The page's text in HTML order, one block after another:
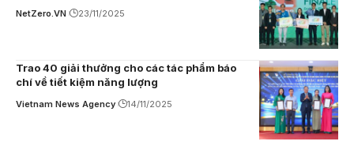
NetZero.VN 23/11/2025
Trao 40 giải thưởng cho các tác phẩm báo
chí về tiết kiệm năng lượng
Vietnam News Agency 14/11/2025